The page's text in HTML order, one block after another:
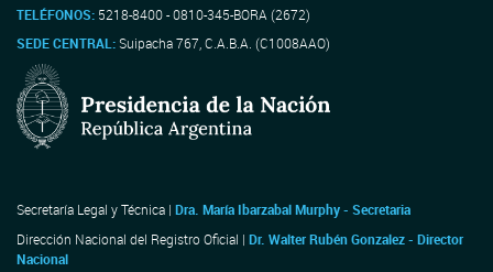
TELÉFONOS: 5218-8400 - 0810-345-BORA (2672)
SEDE CENTRAL:Suipacha 767, C.A.B.A. (C1008AAO)
Secretaría Legal y Técnica | Dra. María Ibarzabal Murphy - Secretaria
Dirección Nacional del Registro Oficial | Dr. Walter Rubén Gonzalez - Director
Nacional